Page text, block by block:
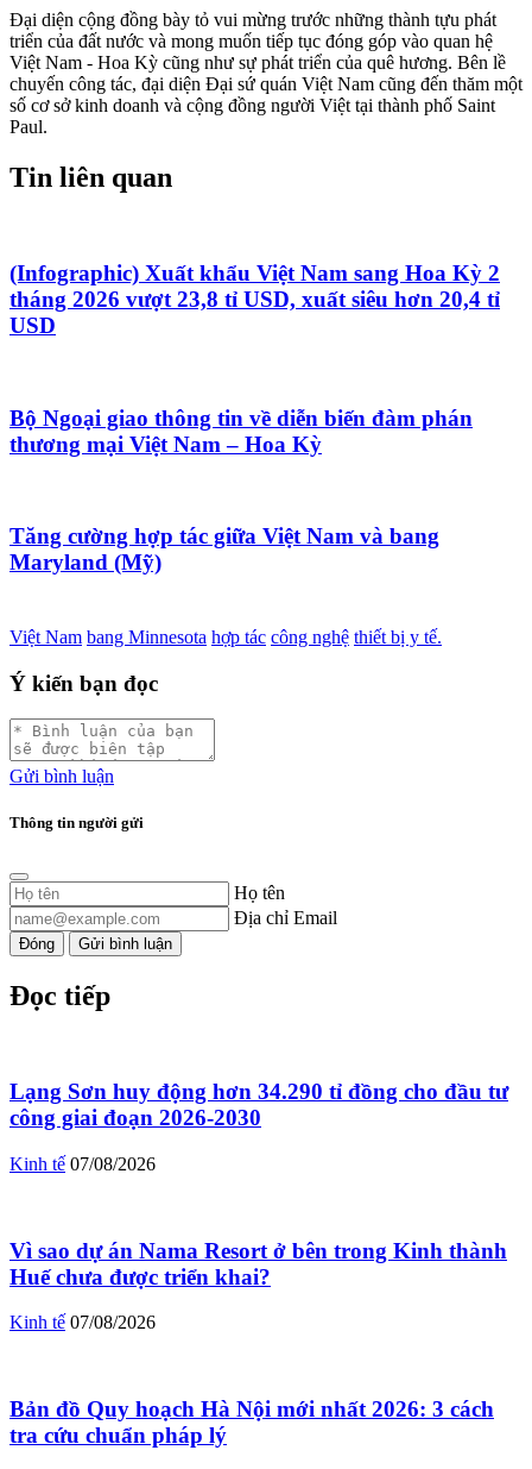
Đại diện cộng đồng bày tỏ vui mừng trước những thành tựu phát
triển của đất nước và mong muốn tiếp tục đóng góp vào quan hệ
Việt Nam - Hoa Kỳ cũng như sự phát triển của quê hương. Bên lề
chuyến công tác, đại diện Đại sứ quán Việt Nam cũng đến thăm một
số cơ sở kinh doanh và cộng đồng người Việt tại thành phố Saint
Paul.
Tin liên quan
(Infographic) Xuất khẩu Việt Nam sang Hoa Kỳ 2
tháng 2026 vượt 23,8 tỉ USD, xuất siêu hơn 20,4 tỉ
USD
Bộ Ngoại giao thông tin về diễn biến đàm phán
thương mại Việt Nam – Hoa Kỳ
Tăng cường hợp tác giữa Việt Nam và bang
Maryland (Mỹ)
Việt Nam bang Minnesota hợp tác công nghệ thiết bị y tế.
Ý kiến bạn đọc
Gửi bình luận
Thông tin người gửi
Họ tên
Địa chỉ Email
Đóng Gửi bình luận
Đọc tiếp
Lạng Sơn huy động hơn 34.290 tỉ đồng cho đầu tư
công giai đoạn 2026-2030
Kinh tế 07/08/2026
Vì sao dự án Nama Resort ở bên trong Kinh thành
Huế chưa được triển khai?
Kinh tế 07/08/2026
Bản đồ Quy hoạch Hà Nội mới nhất 2026: 3 cách
tra cứu chuẩn pháp lý